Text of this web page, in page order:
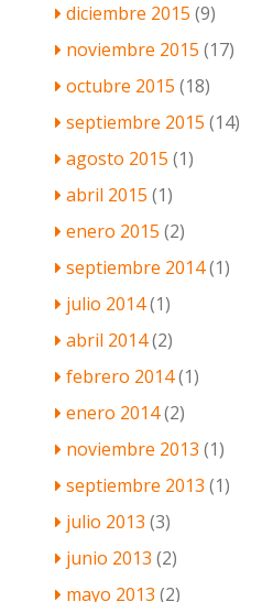
diciembre 2015 (9)
noviembre 2015 (17)
octubre 2015 (18)
septiembre 2015 (14)
agosto 2015 (1)
abril 2015 (1)
enero 2015 (2)
septiembre 2014(1)
julio 2014(1)
abril 2014(2)
febrero 2014(1)
enero 2014(2)
noviembre 2013 (1)
septiembre 2013 (1)
julio 2013 (3)
junio 2013 (2)
mayo 2013 (2)